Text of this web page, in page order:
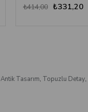
₺331,20
₺414,00
Antik Tasarım, Topuzlu Detay,